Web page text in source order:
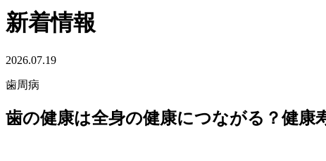
新着情報
2026.07.19
歯周病
歯の健康は全身の健康につながる？健